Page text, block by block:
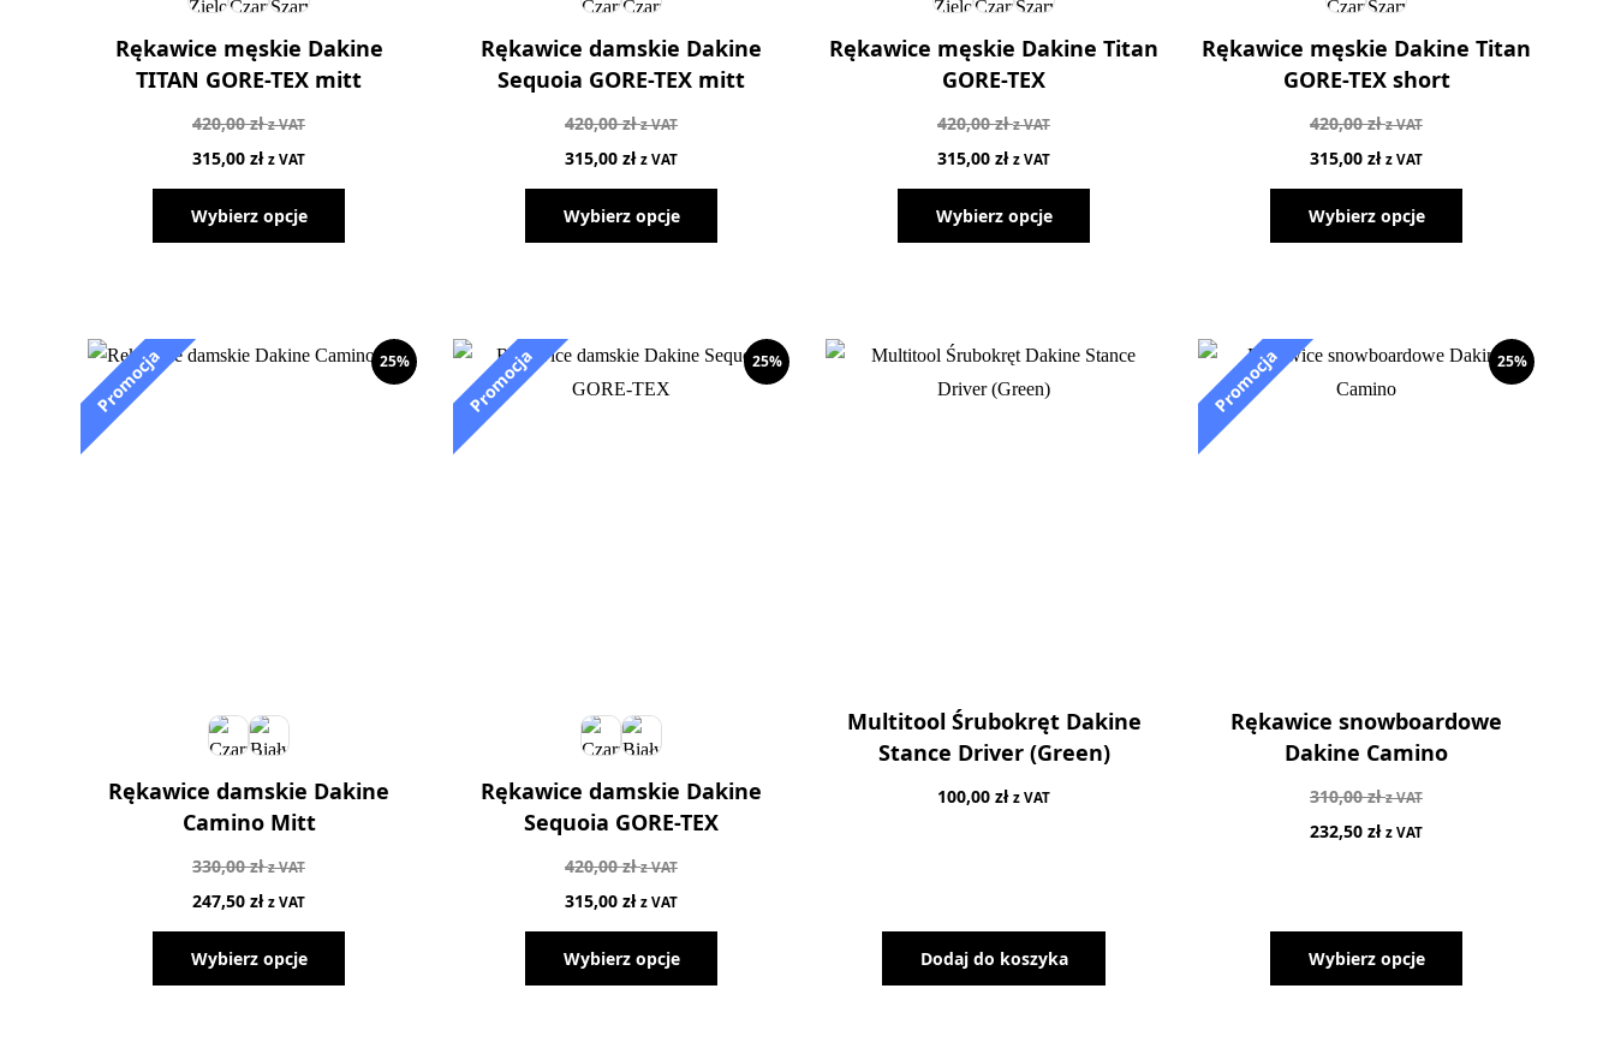
Rękawice męskie Dakine
TITAN GORE-TEX mitt
420,00zł z VAT
315,00 zł z VAT
Wybierz opcje
Rękawice damskie Dakine
Sequoia GORE-TEX mitt
420,00zł z VAT
315,00 zł z VAT
Wybierz opcje
Rękawice męskie Dakine Titan
GORE-TEX
420,00zł z VAT
315,00 zł z VAT
Wybierz opcje
Rękawice męskie Dakine Titan
GORE-TEX short
420,00zł z VAT
315,00 zł z VAT
Wybierz opcje
25%
Rękawice damskie Dakine
Camino Mitt
330,00zł z VAT
247,50 zł z VAT
Wybierz opcje
25%
Rękawice damskie Dakine
Sequoia GORE-TEX
420,00zł z VAT
315,00 zł z VAT
Wybierz opcje
Multitool Śrubokręt Dakine
Stance Driver (Green)
100,00 zł z VAT
Dodaj do koszyka
25%
Rękawice snowboardowe
Dakine Camino
310,00zł z VAT
232,50 zł z VAT
Wybierz opcje